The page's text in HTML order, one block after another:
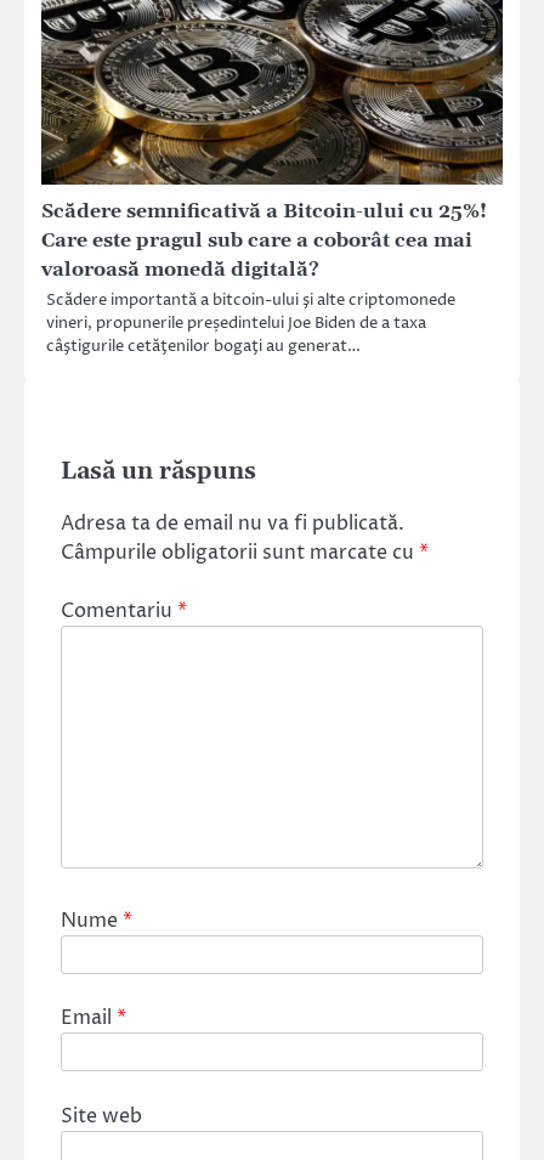
Scădere semnificativă a Bitcoin-ului cu 25%!
Care este pragul sub care a coborât cea mai
valoroasă monedă digitală?
Scădere importantă a bitcoin-ului şi alte criptomonede
vineri, propunerile președintelui Joe Biden de a taxa
câştigurile cetăţenilor bogaţi au generat…
Lasă un răspuns
Adresa ta de email nu va fi publicată.
Câmpurile obligatorii sunt marcate cu *
Comentariu *
Nume*
Email *
Site web